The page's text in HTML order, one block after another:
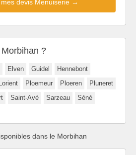
mes devis Menuiserie →
?
Elven Guidel
Hennebont
Lorient Ploemeur Ploeren
Pluneret
Saint-Avé Sarzeau
Séné
dans le Morbihan